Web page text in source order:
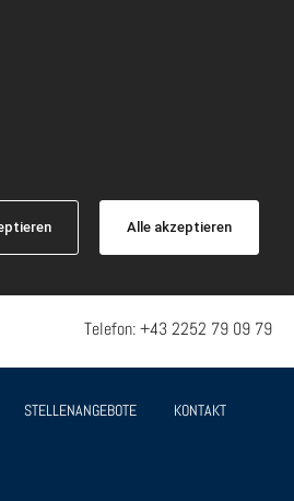
Alle akzeptieren
Telefon:+43 2252 79 09 79
STELLENANGEBOTE KONTAKT